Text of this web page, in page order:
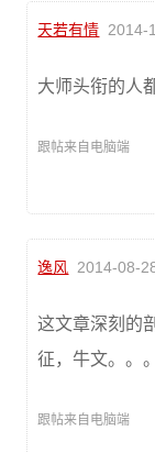
天若有情 2014-
大师头衔的人
跟帖来自电脑端
逸风 2014-08-
这文章深刻的
征，牛文。。
跟帖来自电脑端